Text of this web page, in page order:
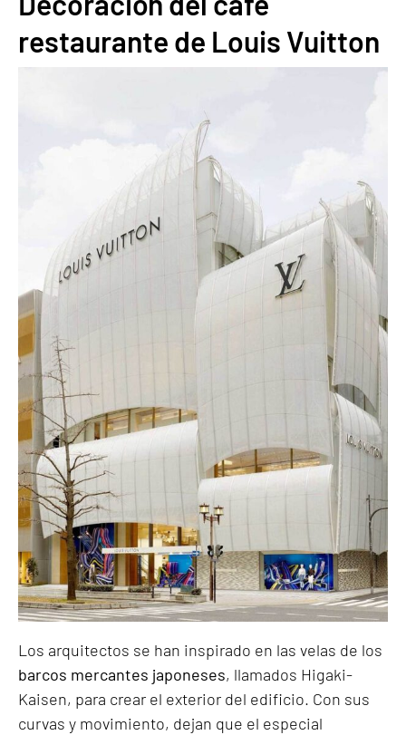
restaurante de Louis Vuitton
Los arquitectos se han inspirado en las velas de los
barcos mercantes japoneses, llamados Higaki-
Kaisen, para crear el exterior del edificio. Con sus
curvas y movimiento, dejan que el especial